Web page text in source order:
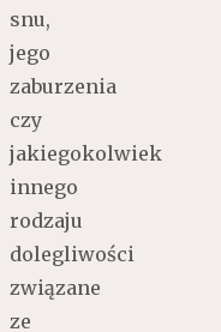
snu,
jego
zaburzenia
czy
jakiegokolwiek
innego
rodzaju
dolegliwości
związane
ze